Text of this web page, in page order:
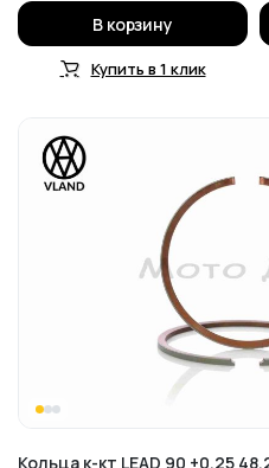
В корзину
Купить в 1 клик
Кольца к-кт LEAD 90 +0.25